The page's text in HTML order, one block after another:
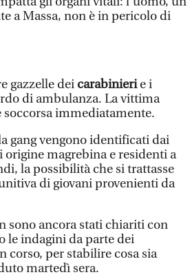
a Massa, non è in pericolo di
gazzelle dei carabinierie i
di ambulanza. La vittima
soccorsa immediatamente.
gang vengono identificati dai
magrebina e residenti a
la possibilità che si trattasse
di giovani provenienti da
sono ancora stati chiariti con
le indagini da parte dei
corso, per stabilire cosa sia
martedì sera.